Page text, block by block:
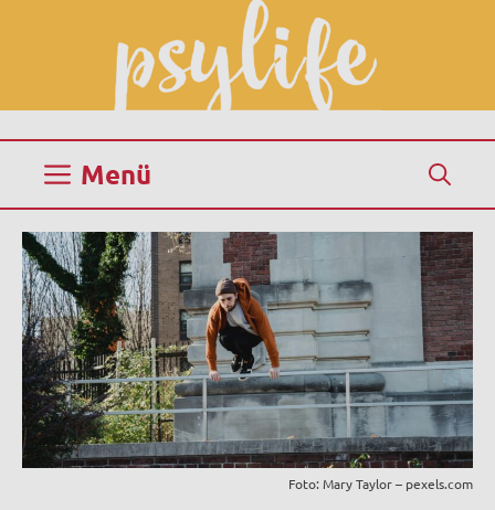
Menü
Foto: Mary Taylor – pexels.com